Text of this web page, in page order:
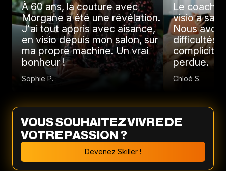
À 60 ans, la couture avec
Morgane a été une révélation.
J'ai tout appris avec aisance,
en visio depuis mon salon, sur
ma propre machine. Un vrai
bonheur !
Sophie P.
Le
visio a
Nous
difficultés
complicité
perdue.
Chloé S.
VOUS SOUHAITEZ VIVRE DE
VOTRE PASSION ?
Devenez Skiller !